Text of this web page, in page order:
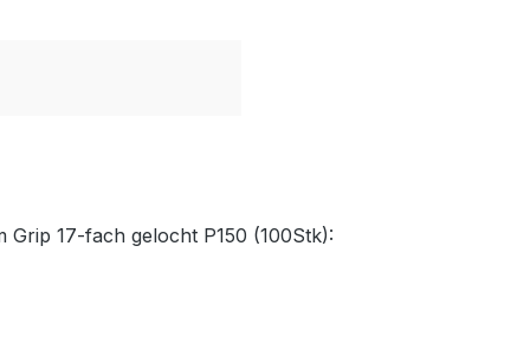
17-fach gelocht P150 (100Stk):